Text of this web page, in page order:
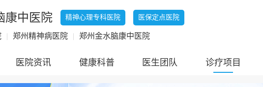
康中医院 精神心理专科医院 医保定点医院
| 郑州精神病医院 | 郑州金水脑康中医院
医院资讯 健康科普 医生团队 诊疗项目